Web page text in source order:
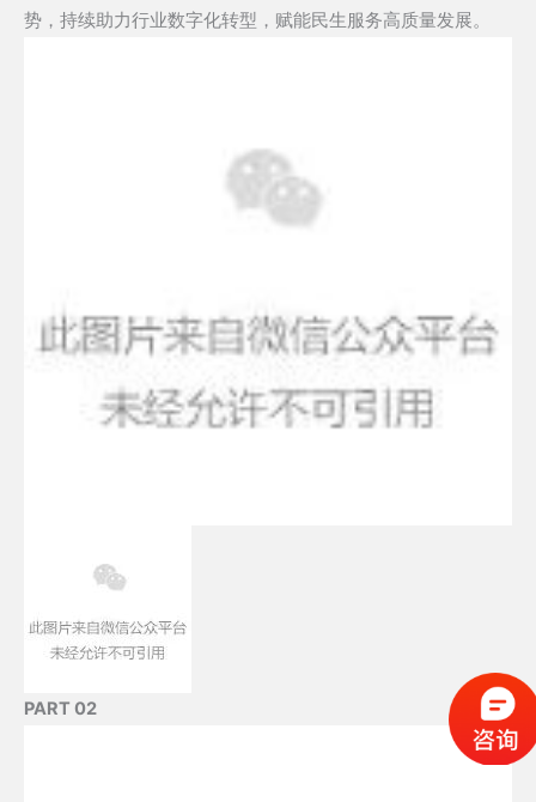
势，持续助力行业数字化转型，赋能民生服务高质量发展。
PART 02